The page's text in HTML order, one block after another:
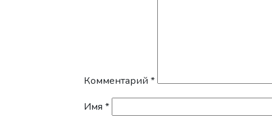
Комментарий *
Имя *